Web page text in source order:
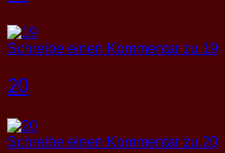
Schreibe einen Kommentar zu 19
20
Schreibe einen Kommentar zu 20